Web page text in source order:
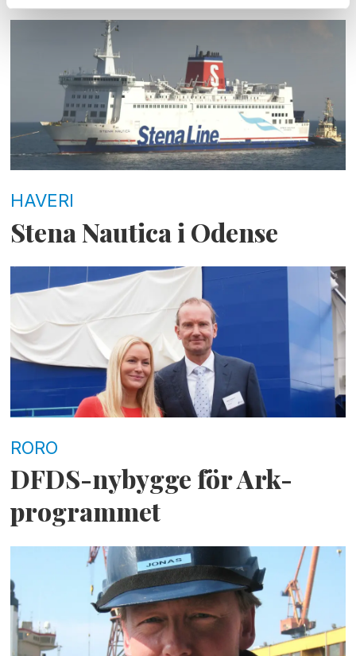
HAVERI
Stena Nautica i Odense
RORO
DFDS-nybygge för Ark-
programmet